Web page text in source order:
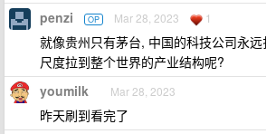
penzi OP Mar 28, 2023 1
就像贵州只有茅台, 中国的科技公司永
尺度拉到整个世界的产业结构呢?
youmilk Mar 28, 2023
昨天刷到看完了